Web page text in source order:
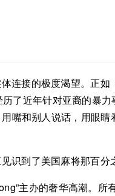
连接的极度渴望。正
了近年针对亚裔的暴
嘴和别人说话，用眼睛
识到了美国麻将那百分
主办的奢华高潮。所